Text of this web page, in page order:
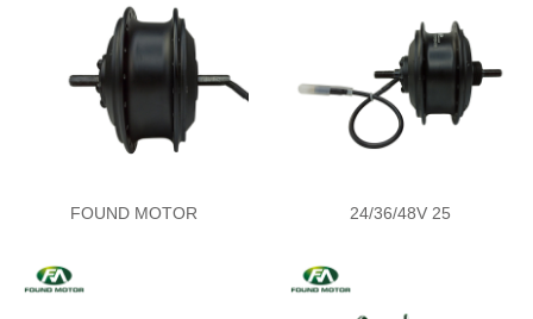
FOUND MOTOR 24/36/48V 25